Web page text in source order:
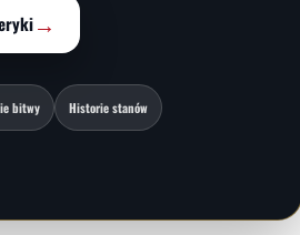
→
bitwy Historie stanów